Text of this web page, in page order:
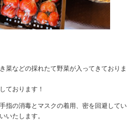
菜などの採れたて野菜が入ってきておりま
ております！
指の消毒とマスクの着用、密を回避してい
いたします。